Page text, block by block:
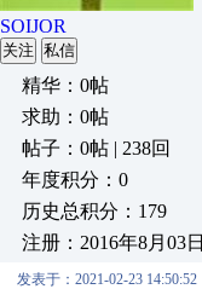
SOIJOR
关注 私信
精华：0帖
求助：0帖
帖子：0帖 | 238回
年度积分：0
历史总积分：179
注册：2016年8月03日
发表于：2021-02-23 14:50:52